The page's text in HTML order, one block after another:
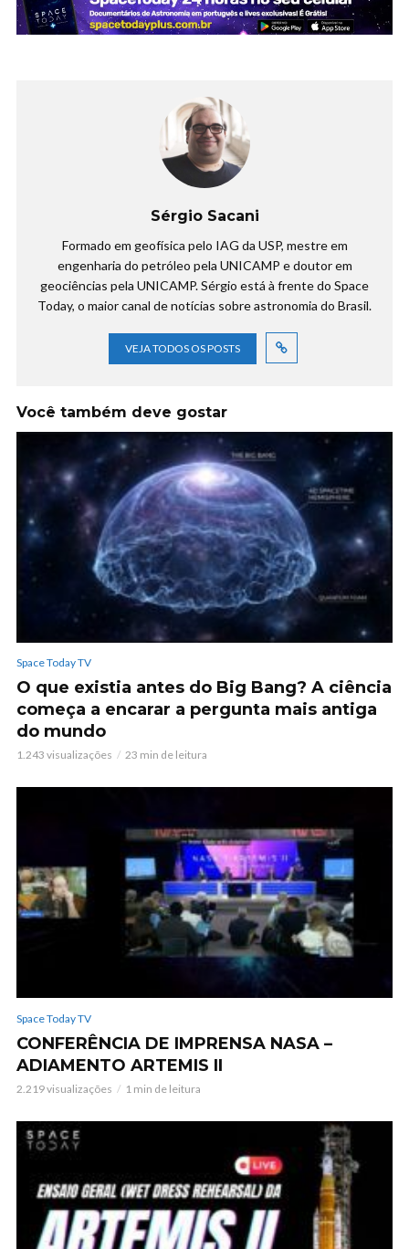
Sérgio Sacani
Formado em geofísica pelo IAG da USP, mestre em
engenharia do petróleo pela UNICAMP e doutor em
geociências pela UNICAMP. Sérgio está à frente do Space
Today, o maior canal de notícias sobre astronomia do Brasil.
VEJA TODOS OS POSTS
Você também deve gostar
Space Today TV
O que existia antes do Big Bang? A ciência
começa a encarar a pergunta mais antiga
do mundo
1.243 visualizações 23 min de leitura
Space Today TV
CONFERÊNCIA DE IMPRENSA NASA –
ADIAMENTO ARTEMIS II
2.219 visualizações 1 min de leitura